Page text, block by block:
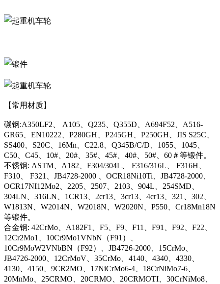
【常用材质】
碳钢:A350LF2、 A105、Q235、Q355D、A694F52、A516-
GR65、EN10222、P280GH、P245GH、P250GH、JIS S25C、
SS400、S20C、16Mn、C22.8、Q345B/C/D、1055、1045、
C50、C45、10#、20#、35#、45#、40#、50#、60＃等锻件。
不锈钢: ASTM、A182、F304/304L、 F316/316L、 F316H、
F310、 F321、JB4728-2000 、OCR18Ni10Ti、JB4728-2000、
OCR17NI12Mo2、2205、2507、2103、904L、254SMD、
304LN、316LN、1CR13、2cr13、3cr13、4cr13、321、302、
W1813N、W2014N、W2018N、W2020N、P550、Cr18Mn18N
等锻件。
合金钢: 42CrMo、A182F1、F5、F9、F11、F91、F92、F22、
12Cr2Mo1、10Cr9Mo1VNbN（F91）、
10Cr9MoW2VNbBN（F92）、JB4726-2000、15CrMo、
JB4726-2000、12CrMoV、35CrMo、4140、4340、4330、
4130、4150、9CR2MO、17NiCrMo6-4、18CrNiMo7-6、
20MnMo、25CRMO、20CRMO、20CRMOTI、30CrNiMo8、